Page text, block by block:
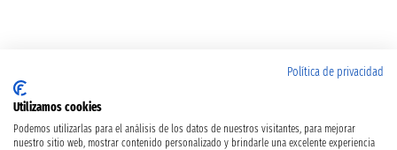
Política de privacidad
Utilizamos cookies
Podemos utilizarlas para el análisis de los datos de nuestros visitantes, para mejorar
nuestro sitio web, mostrar contenido personalizado y brindarle una excelente experiencia